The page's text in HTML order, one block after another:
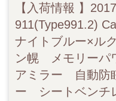
【入荷情報 】
911(Type991.2)
ナイトブルー×ル
ン幌 メモリーパ
アミラー 自動防
ー シートベンチ